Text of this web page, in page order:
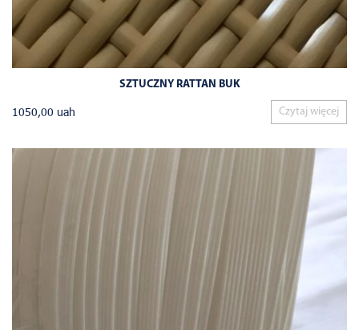
SZTUCZNY RATTAN BUK
1050,00 uah Czytaj więcej